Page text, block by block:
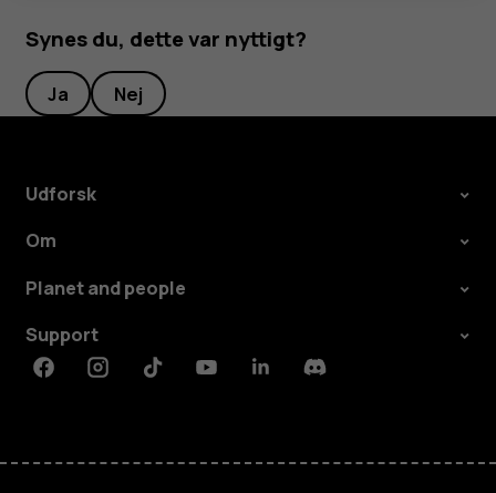
Synes du, dette var nyttigt?
Ja Nej
Udforsk
Om
Planet and people
Support
FacebookInstagramTiktokYoutubeLinkedinDiscord